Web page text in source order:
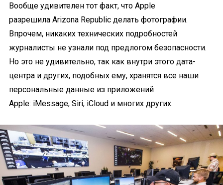
Вообще удивителен тот факт, что Apple
разрешила Arizona Republic делать фотографии.
Впрочем, никаких технических подробностей
журналисты не узнали под предлогом безопасности.
Но это не удивительно, так как внутри этого дата-
центра и других, подобных ему, хранятся все наши
персональные данные из приложений
Apple: iMessage, Siri, iCloud и многих других.